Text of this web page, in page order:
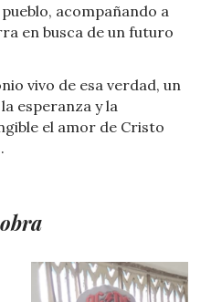
acompañando a
en busca de un futuro
vivo de esa verdad, un
esperanza y la
el amor de Cristo